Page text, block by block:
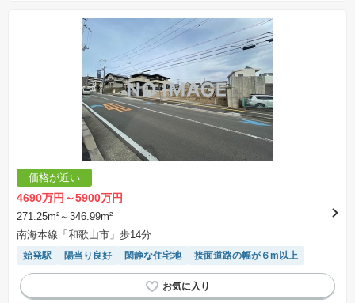
価格が近い
4690万円～5900万円
271.25m²～346.99m²
南海本線「和歌山市」歩14分
始発駅 陽当り良好 閑静な住宅地 接面道路の幅が６m以上